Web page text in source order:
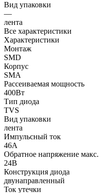
Вид упаковки
—
лента
Все характеристики
Характеристики
Монтаж
SMD
Корпус
SMA
Рассеиваемая мощность
400Вт
Тип диода
TVS
Вид упаковки
лента
Импульсный ток
46А
Обратное напряжение макс.
24В
Конструкция диода
двунаправленный
Ток утечки